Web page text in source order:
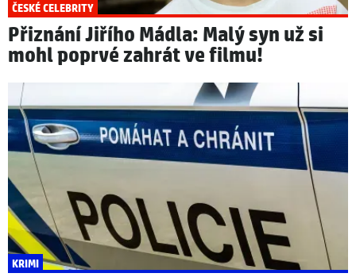
ČESKÉ CELEBRITY
Přiznání Jiřího Mádla: Malý syn už si
mohl poprvé zahrát ve filmu!
KRIMI